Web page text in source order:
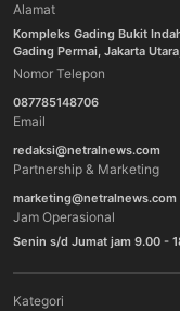
Alamat
Kompleks Gading Bukit
Gading Permai, Jakarta
Nomor Telepon
087785148706
Email
redaksi@netralnews.com
Partnership & Marketing
marketing@netralnews.com
Jam Operasional
Senin s/d Jumat jam 9.00 -
Kategori